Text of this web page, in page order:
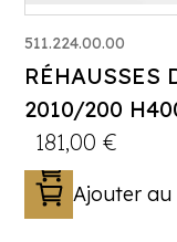
511.224.00.00
RÉHAUSSES
2010/200
181,00€
Ajouter au